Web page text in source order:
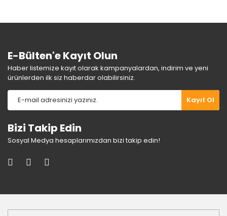
E-Bülten'e Kayıt Olun
Haber listemize kayıt olarak kampanyalardan, indirim ve yeni
ürünlerden ilk siz haberdar olabilirsiniz.
Kayıt Ol
Bizi Takip Edin
Sosyal Medya hesaplarımızdan bizi takip edin!